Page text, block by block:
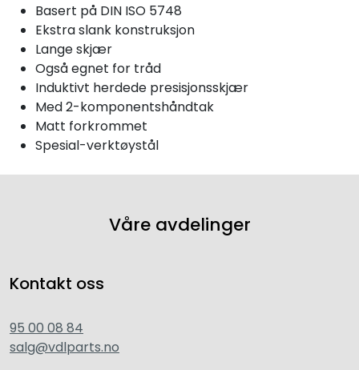
Basert på DIN ISO 5748
Ekstra slank konstruksjon
Lange skjær
Også egnet for tråd
Induktivt herdede presisjonsskjær
Med 2-komponentshåndtak
Matt forkrommet
Spesial-verktøystål
Våre avdelinger
Kontakt oss
95 00 08 84
salg@vdlparts.no